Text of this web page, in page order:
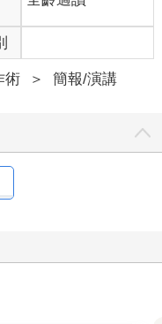
術 ＞ 簡報/演講